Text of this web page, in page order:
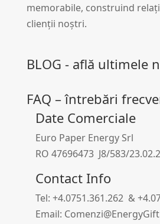
memorabile, construind
clienții noștri.
BLOG - află ultimele
FAQ – întrebări
Date Comerciale
Euro Paper Energy Srl
RO 47696473 J8/583/
Contact Info
Tel: +4.0751.361.262 &
Email: